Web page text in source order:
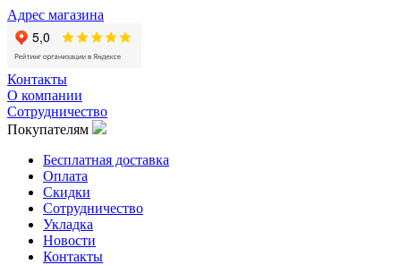
Адрес магазина
Контакты
О компании
Сотрудничество
Покупателям
Бесплатная доставка
Оплата
Скидки
Сотрудничество
Укладка
Новости
Контакты